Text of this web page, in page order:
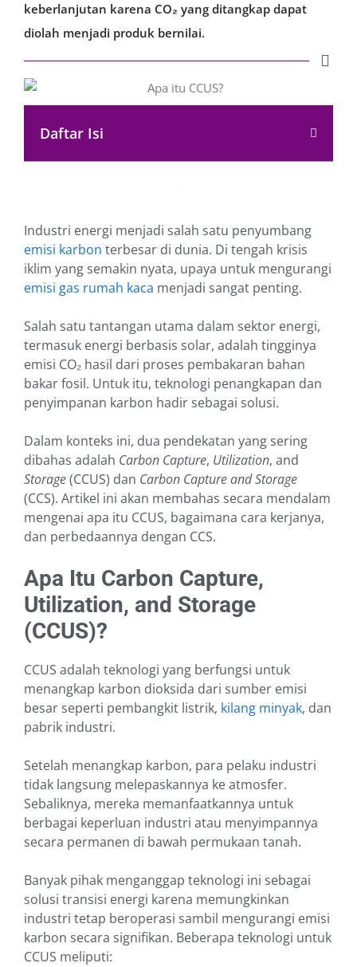
keberlanjutan karena CO₂ yang ditangkap dapat
diolah menjadi produk bernilai.
Daftar Isi
Industri energi menjadi salah satu penyumbang
emisi karbon terbesar di dunia. Di tengah krisis
iklim yang semakin nyata, upaya untuk mengurangi
emisi gas rumah kaca menjadi sangat penting.
Salah satu tantangan utama dalam sektor energi,
termasuk energi berbasis solar, adalah tingginya
emisi CO₂ hasil dari proses pembakaran bahan
bakar fosil. Untuk itu, teknologi penangkapan dan
penyimpanan karbon hadir sebagai solusi.
Dalam konteks ini, dua pendekatan yang sering
dibahas adalah Carbon Capture, Utilization, and
Storage(CCUS) dan Carbon Capture and Storage
(CCS). Artikel ini akan membahas secara mendalam
mengenai apa itu CCUS, bagaimana cara kerjanya,
dan perbedaannya dengan CCS.
Apa Itu Carbon Capture,
Utilization, and Storage
(CCUS)?
CCUS adalah teknologi yang berfungsi untuk
menangkap karbon dioksida dari sumber emisi
besar seperti pembangkit listrik, kilang minyak, dan
pabrik industri.
Setelah menangkap karbon, para pelaku industri
tidak langsung melepaskannya ke atmosfer.
Sebaliknya, mereka memanfaatkannya untuk
berbagai keperluan industri atau menyimpannya
secara permanen di bawah permukaan tanah.
Banyak pihak menganggap teknologi ini sebagai
solusi transisi energi karena memungkinkan
industri tetap beroperasi sambil mengurangi emisi
karbon secara signifikan. Beberapa teknologi untuk
CCUS meliputi: